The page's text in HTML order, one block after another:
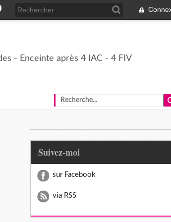
- Enceinte après 4 IAC - 4 FIV
Suivez-moi
sur Facebook
via RSS